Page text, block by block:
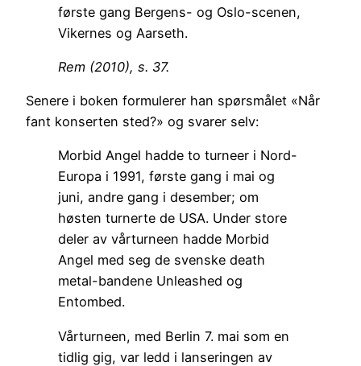
første gang Bergens- og Oslo-scenen,
Vikernes og Aarseth.
Rem (2010), s. 37.
Senere i boken formulerer han spørsmålet «Når
fant konserten sted?» og svarer selv:
Morbid Angel hadde to turneer i Nord-
Europa i 1991, første gang i mai og
juni, andre gang i desember; om
høsten turnerte de USA. Under store
deler av vårturneen hadde Morbid
Angel med seg de svenske death
metal-bandene Unleashed og
Entombed.
Vårturneen, med Berlin 7. mai som en
tidlig gig, var ledd i lanseringen av